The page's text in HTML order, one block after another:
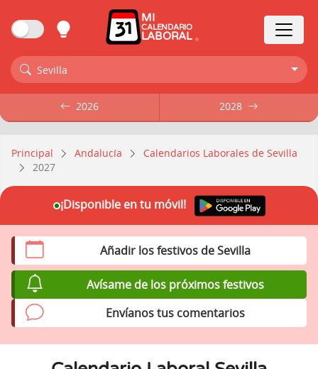
MI
CALENDARIO
LABORAL
Sevilla
Principal Andalucía
Calendarios Laborales de Sevilla
2027
2026 2028
2026 2028
Añadir los festivos de Sevilla
Avísame de los próximos festivos
Envíanos tus comentarios
¡Disponible en tu móvil!